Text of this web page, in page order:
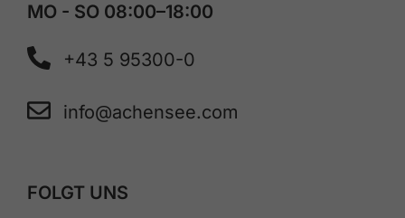
MO - SO 08:00–18:00
+43 5 95300-0
info@achensee.com
FOLGT UNS